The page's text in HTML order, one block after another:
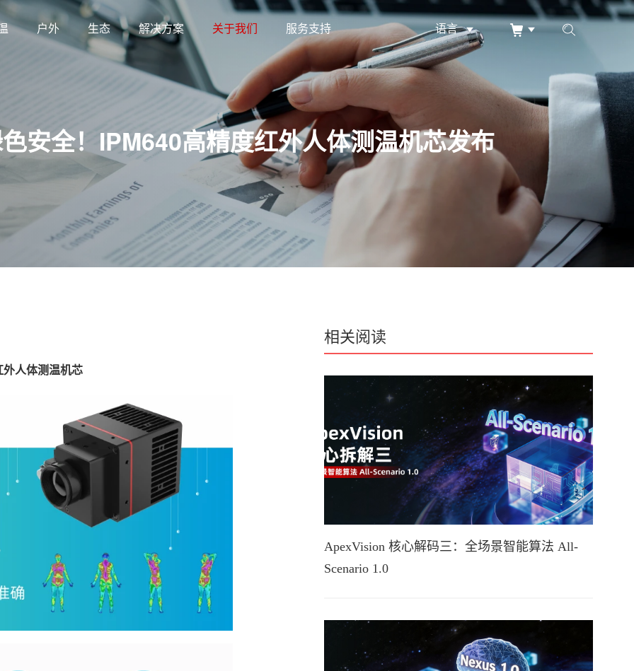
户外 生态 解决方案 关于我们 服务支持 语言
安全！IPM640高精度红外人体测温机芯发布
外人体测温机芯
相关阅读
ApexVision 核心解码三：全场景智能算法 All-
Scenario 1.0